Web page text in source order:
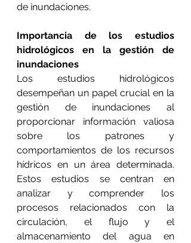
de inundaciones.
Importancia de los estudios
hidrológicos en la gestión de
inundaciones
Los estudios hidrológicos
desempeñan un papel crucial en la
gestión de inundaciones al
proporcionar información valiosa
sobre los patrones y
comportamientos de los recursos
hídricos en un área determinada.
Estos estudios se centran en
analizar y comprender los
procesos relacionados con la
circulación, el flujo y el
almacenamiento del agua en